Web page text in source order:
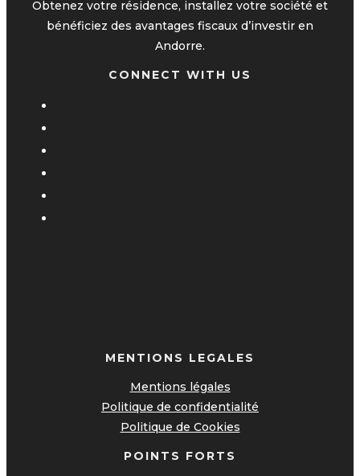
Obtenez votre résidence, installez votre société et
bénéficiez des avantages fiscaux d’investir en
Andorre.
CONNECT WITH US
MENTIONS LEGALES
Mentions légales
Politique de confidentialité
Politique de Cookies
POINTS FORTS